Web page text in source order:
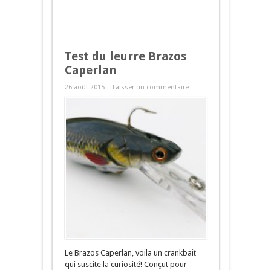
Test du leurre Brazos
Caperlan
26 août 2015 Laisser un commentaire
Le Brazos Caperlan, voila un crankbait
qui suscite la curiosité! Conçut pour